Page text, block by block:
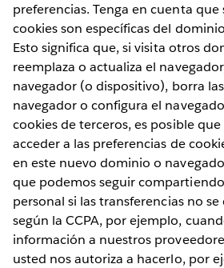
preferencias. Tenga en cuenta que
cookies son específicas del
Esto significa que, si visita otros
reemplaza o actualiza el
navegador (o dispositivo), borra
navegador o configura el
cookies de terceros, es posible
acceder a las preferencias de
en este nuevo dominio o
que podemos seguir
personal si las transferencias no se
según la CCPA, por ejemplo,
información a nuestros
usted nos autoriza a hacerlo, por